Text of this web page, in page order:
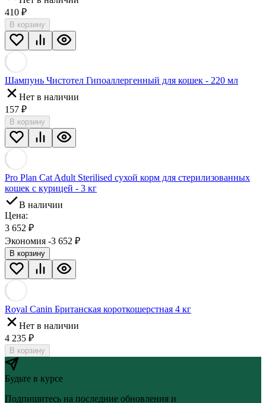
410 ₽
В корзину
Шампунь Чистотел Гипоаллергенный для кошек - 220 мл
Нет в наличии
157 ₽
В корзину
Pro Plan Cat Adult Sterilised сухой корм для стерилизованных
кошек с курицей - 3 кг
В наличии
Цена:
3 652 ₽
Экономия -3 652 ₽
В корзину
Royal Canin Британская короткошерстная 4 кг
Нет в наличии
4 235 ₽
В корзину
Будьте в курсе
Подпишитесь на последние обновления и